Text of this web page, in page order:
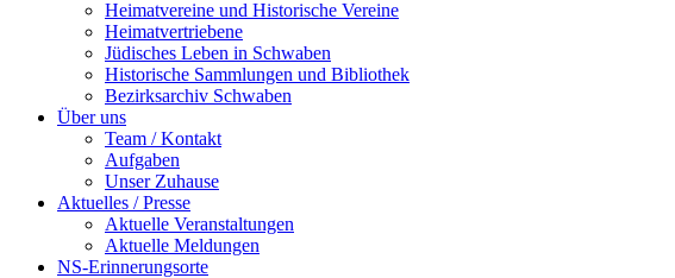
Heimatvereine und Historische Vereine
Heimatvertriebene
Jüdisches Leben in Schwaben
Historische Sammlungen und Bibliothek
Bezirksarchiv Schwaben
Über uns
Team / Kontakt
Aufgaben
Unser Zuhause
Aktuelles / Presse
Aktuelle Veranstaltungen
Aktuelle Meldungen
NS-Erinnerungsorte